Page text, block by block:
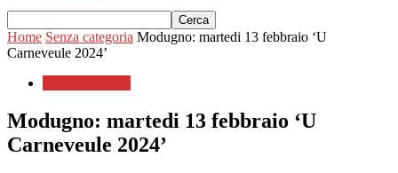
Home Senza categoria Modugno: martedi 13 febbraio ‘U
Carneveule 2024’
Modugno: martedi 13 febbraio ‘U
Carneveule 2024’